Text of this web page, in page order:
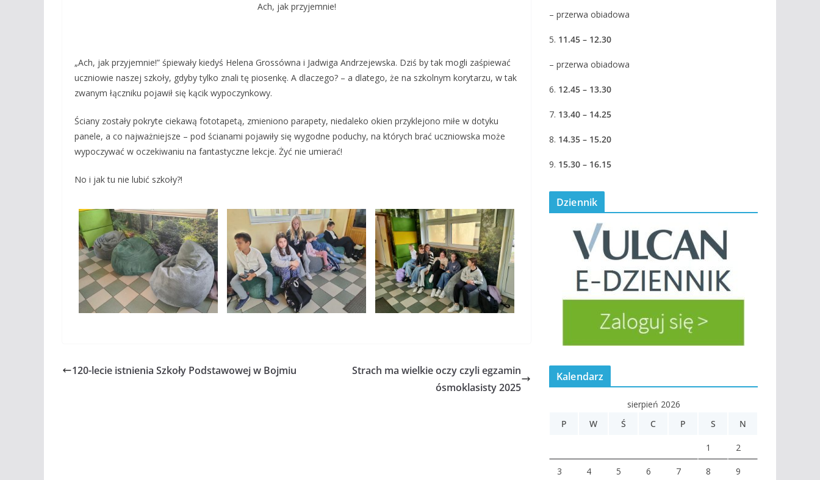
Ach, jak przyjemnie!
„Ach, jak przyjemnie!” śpiewały kiedyś Helena Grossówna i Jadwiga Andrzejewska. Dziś by tak mogli zaśpiewać
uczniowie naszej szkoły, gdyby tylko znali tę piosenkę. A dlaczego? – a dlatego, że na szkolnym korytarzu, w tak
zwanym łączniku pojawił się kącik wypoczynkowy.
Ściany zostały pokryte ciekawą fototapetą, zmieniono parapety, niedaleko okien przyklejono miłe w dotyku
panele, a co najważniejsze – pod ścianami pojawiły się wygodne poduchy, na których brać uczniowska może
wypoczywać w oczekiwaniu na fantastyczne lekcje. Żyć nie umierać!
No i jak tu nie lubić szkoły?!
120-lecie istnienia Szkoły Podstawowej w Bojmiu
Strach ma wielkie oczy czyli egzamin
ósmoklasisty 2025
– przerwa obiadowa
5. 11.45 – 12.30
– przerwa obiadowa
6. 12.45 – 13.30
7. 13.40 – 14.25
8. 14.35 – 15.20
9. 15.30 – 16.15
Dziennik
Kalendarz
sierpień 2026
P
W Ś C P S N
1 2
3 4 5 6 7 8 9